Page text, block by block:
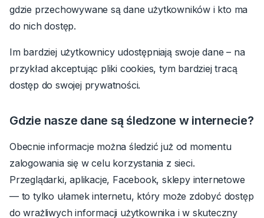
gdzie przechowywane są dane użytkowników i kto ma
do nich dostęp.
Im bardziej użytkownicy udostępniają swoje dane – na
przykład akceptując pliki cookies, tym bardziej tracą
dostęp do swojej prywatności.
Gdzie nasze dane są śledzone w internecie?
Obecnie informacje można śledzić już od momentu
zalogowania się w celu korzystania z sieci.
Przeglądarki, aplikacje, Facebook, sklepy internetowe
— to tylko ułamek internetu, który może zdobyć dostęp
do wrażliwych informacji użytkownika i w skuteczny